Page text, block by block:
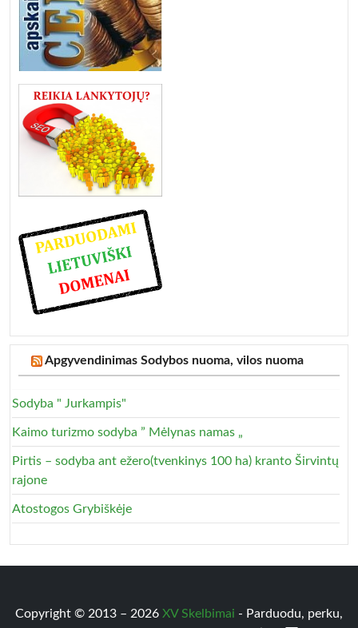
Apgyvendinimas Sodybos nuoma, vilos nuoma
Sodyba " Jurkampis"
Kaimo turizmo sodyba ” Mėlynas namas „
Pirtis – sodyba ant ežero(tvenkinys 100 ha) kranto Širvintų
rajone
Atostogos Grybiškėje
Copyright © 2013 – 2026 XV Skelbimai - Parduodu, perku,